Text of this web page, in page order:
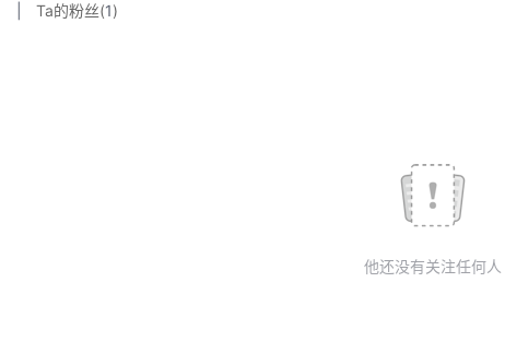
Ta的粉丝(1)
他还没有关注任何人